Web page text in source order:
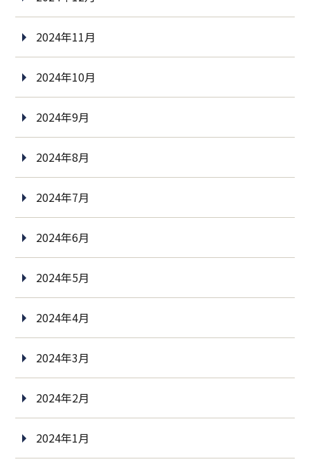
2024年11月
2024年10月
2024年9月
2024年8月
2024年7月
2024年6月
2024年5月
2024年4月
2024年3月
2024年2月
2024年1月